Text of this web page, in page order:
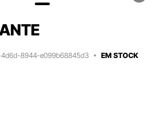
8944-e099b68845d3 EM STOCK